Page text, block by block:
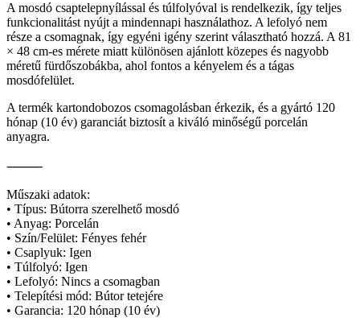
A mosdó csaptelepnyílással és túlfolyóval is rendelkezik, így teljes
funkcionalitást nyújt a mindennapi használathoz. A lefolyó nem
része a csomagnak, így egyéni igény szerint választható hozzá. A 81
× 48 cm-es mérete miatt különösen ajánlott közepes és nagyobb
méretű fürdőszobákba, ahol fontos a kényelem és a tágas
mosdófelület.
A termék kartondobozos csomagolásban érkezik, és a gyártó 120
hónap (10 év) garanciát biztosít a kiváló minőségű porcelán
anyagra.
⸻
Műszaki adatok:
• Típus: Bútorra szerelhető mosdó
• Anyag: Porcelán
• Szín/Felület: Fényes fehér
• Csaplyuk: Igen
• Túlfolyó: Igen
• Lefolyó: Nincs a csomagban
• Telepítési mód: Bútor tetejére
• Garancia: 120 hónap (10 év)